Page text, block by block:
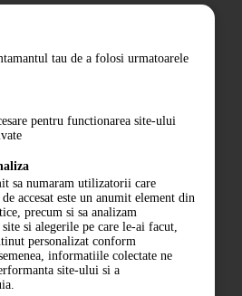
produselor
si conditii
de confidentialitate
ANPC
tau de a folosi urmatoarele
pentru functionarea site-ului
sa numaram utilizatorii care
accesat este un anumit element din
precum si sa analizam
si alegerile pe care le-ai facut,
personalizat conform
informatiile colectate ne
site-ului si a